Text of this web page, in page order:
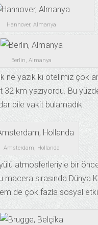
Hannover, Almanya
Berlin, Almanya
ne yazık ki otelimiz çok
km yazıyordu. Bu
bile vakit bulamadık.
Amsterdam, Hollanda
bir önceki
sırasında Dünya
de çok fazla sosyal